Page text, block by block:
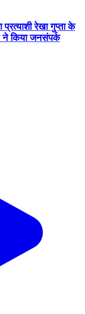
रेखा गुप्ता के
ने किया जनसंपर्क